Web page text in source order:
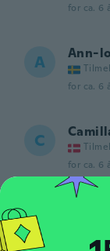
for ca. 6
A Ann-
for ca. 6
C
for ca. 6
A
for ca. 6